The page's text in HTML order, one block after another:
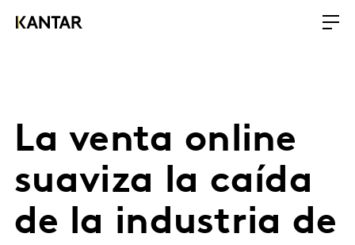
La venta online
suaviza la caída
de la industria de